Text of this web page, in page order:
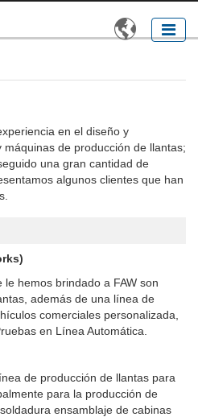

en el diseño y
de producción de llantas;
una gran cantidad de
algunos clientes que han
hemos brindado a FAW son
además de una línea de
comerciales personalizada,
en Línea Automática.
de producción de llantas para
para la producción de
ensamblaje de cabinas